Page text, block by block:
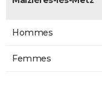
Hommes
Femmes